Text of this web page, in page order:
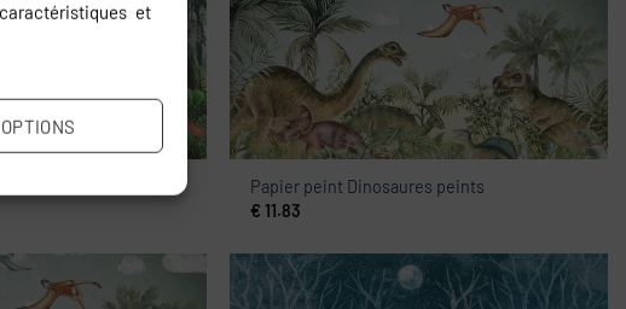
et
Papier peint Dinosaures peints
€ 11.83